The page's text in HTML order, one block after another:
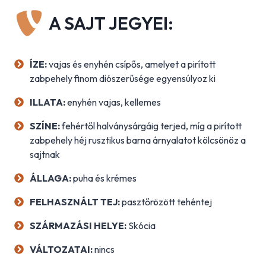
A SAJT JEGYEI:
ÍZE:vajas és enyhén csípős, amelyet a pirított
zabpehely finom diószerűsége egyensúlyoz ki
ILLATA:enyhén vajas, kellemes
SZÍNE:fehértől halványsárgáig terjed, míg a pirított
zabpehely héj rusztikus barna árnyalatot kölcsönöz a
sajtnak
ÁLLAGA:puha és krémes
FELHASZNÁLT TEJ:pasztőrözött tehéntej
SZÁRMAZÁSI HELYE: Skócia
VÁLTOZATAI:nincs